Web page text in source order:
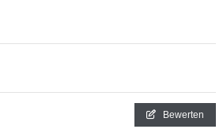
Bewerten